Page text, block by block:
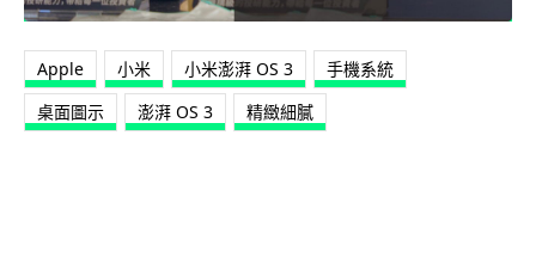
Apple 小米 小米澎湃 OS 3
手機系統
桌面圖示
澎湃 OS 3 精緻細膩